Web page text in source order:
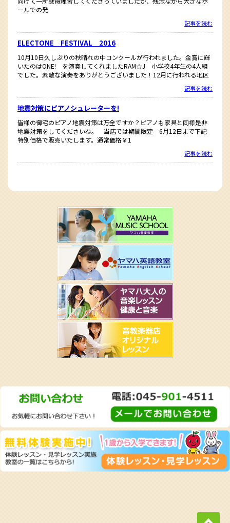
ールでの発
記事を読む
ELECTONE FESTIVAL 2016
10月10日久しぶりの秋晴れの中コンクールが行われました。金賞に輝
いたのはONE! を演奏してくれましたRAM☆J 小学校4年生の4人組
でした。素敵な演奏をありがとうございました！12月に行われる地区
記事を読む
地震対策にピアノシュレーターを!
皆様の御宅のピアノ地震対策は万全ですか？ピアノも家具と同様是非
地震対策をしてくださいね。 当店では期間限定 6月12日まで下記
特別価格で販売いたします。通常価格￥1
記事を読む